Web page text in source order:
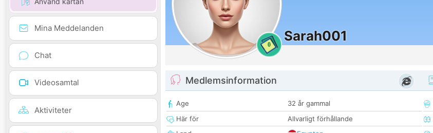
Mina Meddelanden
Chat
Videosamtal
Aktiviteter
0
Sarah001
Medlemsinformation
Age
32 år gammal
Här för
Allvarligt förhållande